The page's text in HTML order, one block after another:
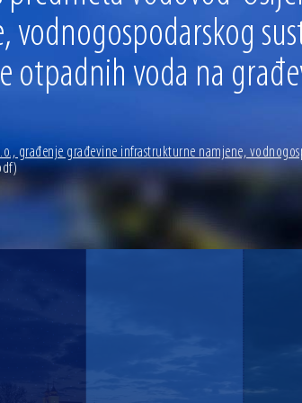
otpadnih voda na
građenje građevine infrastrukturne namjene,